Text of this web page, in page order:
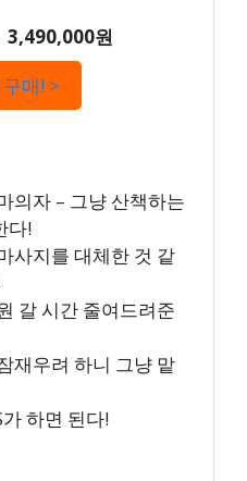
3,490,000원
매! >
의자 – 그냥 산책하는
다!
사지를 대체한 것 같
갈 시간 줄여드려준
재우려 하니 그냥 맡
하면 된다!